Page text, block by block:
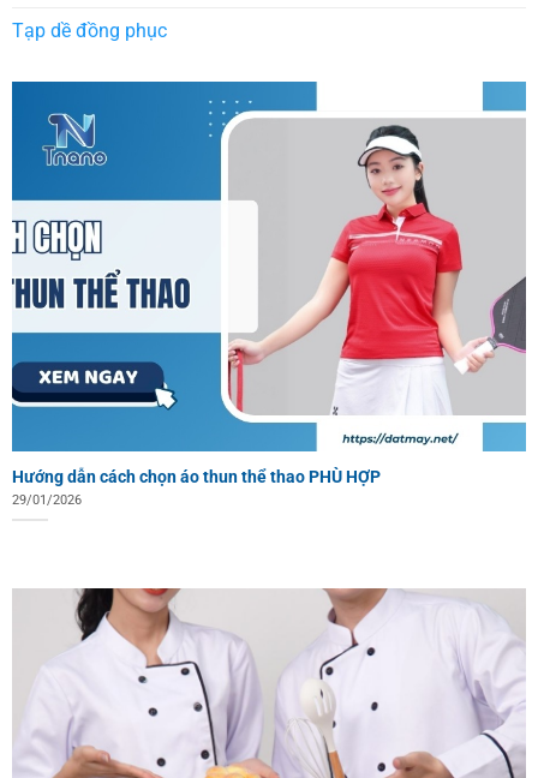
Tạp dề đồng phục
Hướng dẫn cách chọn áo thun thể thao PHÙ HỢP
29/01/2026